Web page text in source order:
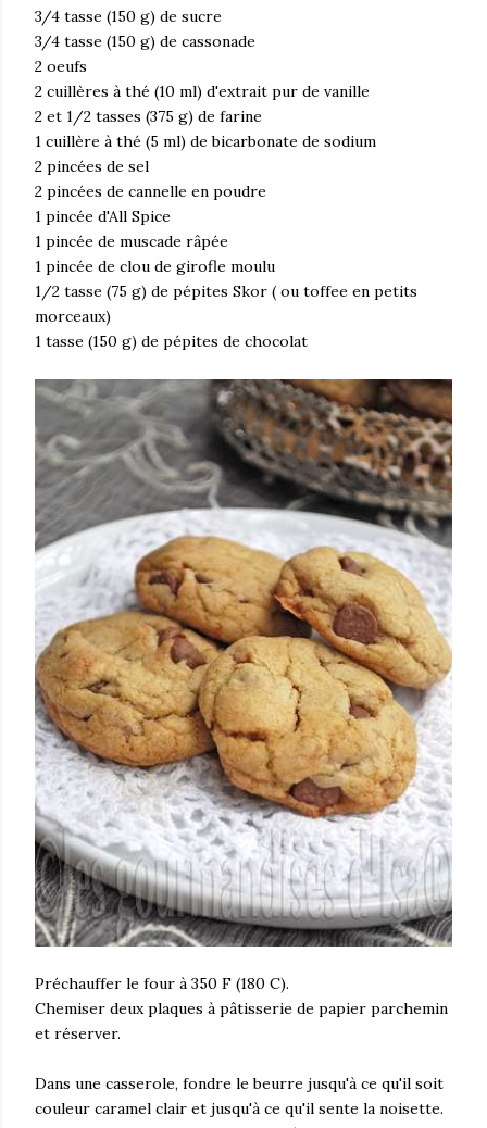
3/4 tasse (150 g) de sucre
3/4 tasse (150 g) de cassonade
2 oeufs
2 cuillères à thé (10 ml) d'extrait pur de vanille
2 et 1/2 tasses (375 g) de farine
1 cuillère à thé (5 ml) de bicarbonate de sodium
2 pincées de sel
2 pincées de cannelle en poudre
1 pincée d'All Spice
1 pincée de muscade râpée
1 pincée de clou de girofle moulu
1/2 tasse (75 g) de pépites Skor ( ou toffee en petits
morceaux)
1 tasse (150 g) de pépites de chocolat
Préchauffer le four à 350 F (180 C).
Chemiser deux plaques à pâtisserie de papier parchemin
et réserver.
Dans une casserole, fondre le beurre jusqu'à ce qu'il soit
couleur caramel clair et jusqu'à ce qu'il sente la noisette.